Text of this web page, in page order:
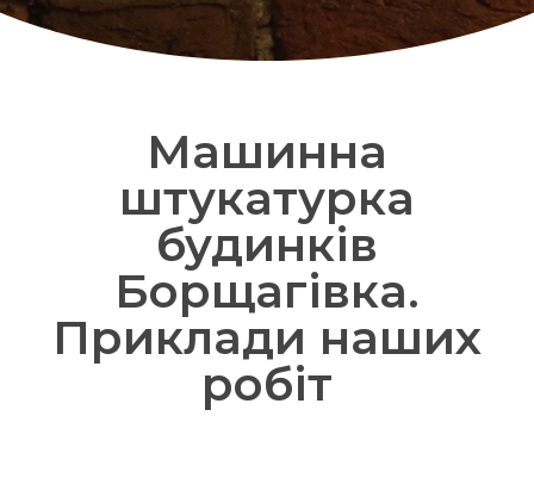
Машинна
штукатурка
будинків
Борщагівка.
Приклади наших
робіт